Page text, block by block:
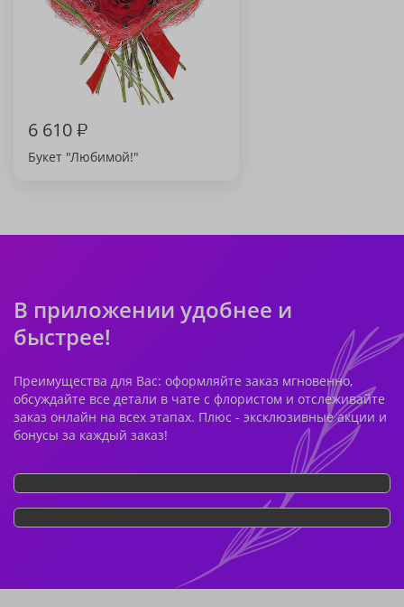
6 610₽
Букет "Любимой!"
В приложении удобнее и
быстрее!
Преимущества для Вас: оформляйте заказ мгновенно,
обсуждайте все детали в чате с флористом и отслеживайте
заказ онлайн на всех этапах. Плюс - эксклюзивные акции и
бонусы за каждый заказ!